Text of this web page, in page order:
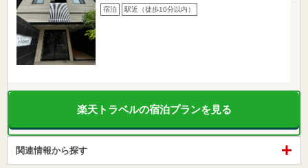
宿泊 駅近（徒歩10分以内）
楽天トラベルの宿泊プランを見る
関連情報から探す